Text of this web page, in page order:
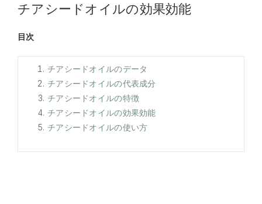
チアシードオイルの効果効能
目次
チアシードオイルのデータ
チアシードオイルの代表成分
チアシードオイルの特徴
チアシードオイルの効果効能
チアシードオイルの使い方